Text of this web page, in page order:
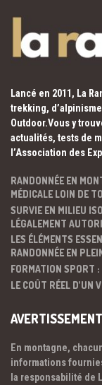
Lancé en 2011, La
trekking,
Outdoor.Vous y
actualités, tests de
l’Association des
RANDONNÉE EN
MÉDICALE LOIN DE
SURVIE EN MILIEU
LÉGALEMENT
LES ÉLÉMENTS
RANDONNÉE EN
FORMATION SPORT :
LE COÛT RÉEL D’UN
En montagne,
informations
la responsabilité de